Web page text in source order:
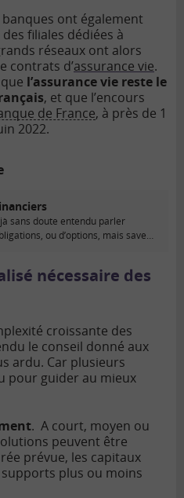
banques ont également
filiales dédiées à
réseaux ont alors
contrats d’assurance vie.
l’assurance vie reste le
, et que l’encours
de France, à près de 1
2022.
sans doute entendu parler
ou d’options, mais savez-
nécessaire des
croissante des
le conseil donné aux
ardu. Car plusieurs
pour guider au mieux
. A court, moyen ou
peuvent être
prévue, les capitaux
plus ou moins